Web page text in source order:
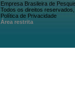
Empresa Brasileira de
Todos os direitos
Política de Privacidade
Área restrita